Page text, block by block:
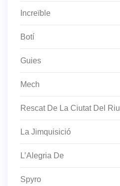
Increïble
Botí
Guies
Mech
Rescat De La Ciutat Del Riu
La Jimquisició
L’Alegria De
Spyro